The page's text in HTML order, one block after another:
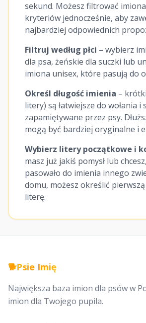
sekund. Możesz filtrować
kryteriów jednocześnie, aby
najbardziej odpowiednich
Filtruj według płci – wybierz
dla psa, żeńskie dla suczki lub
imiona unisex, które pasują do
Określ długość imienia –
litery) są łatwiejsze do wołania i
zapamiętywane przez psy.
mogą być bardziej oryginalne i
Wybierz litery początkowe i
masz już jakiś pomysł lub
pasowało do imienia innego
domu, możesz określić
literę.
🐕Psie Imię
Największa baza imion dla psów w
imion dla Twojego pupila.